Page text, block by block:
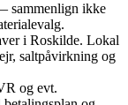
sammenlign ikke
i Roskilde. Lokal
saltpåvirkning og
og evt.